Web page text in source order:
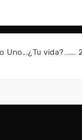
Uno...¿Tu vida?…....